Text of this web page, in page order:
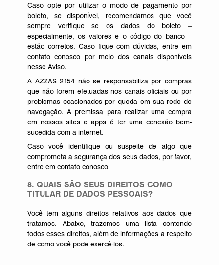
Caso opte por utilizar o modo de pagamento por
boleto, se disponível, recomendamos que você
sempre verifique se os dados do boleto –
especialmente, os valores e o código do banco –
estão corretos. Caso fique com dúvidas, entre em
contato conosco por meio dos canais disponíveis
nesse Aviso.
A AZZAS 2154 não se responsabiliza por compras
que não forem efetuadas nos canais oficiais ou por
problemas ocasionados por queda em sua rede de
navegação. A premissa para realizar uma compra
em nossos sites e apps é ter uma conexão bem-
sucedida com a internet.
Caso você identifique ou suspeite de algo que
comprometa a segurança dos seus dados, por favor,
entre em contato conosco.
8. QUAIS SÃO SEUS DIREITOS COMO
TITULAR DE DADOS PESSOAIS?
Você tem alguns direitos relativos aos dados que
tratamos. Abaixo, trazemos uma lista contendo
todos esses direitos, além de informações a respeito
de como você pode exercê-los.